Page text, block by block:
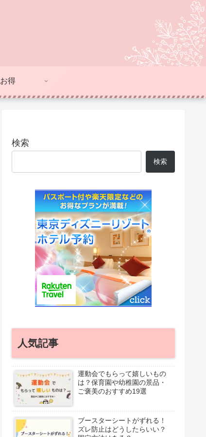
お得
検索
検索
人気記事
運動会でもらって嬉しいもの
は？保育園や幼稚園の景品・
ご褒美のおすすめ19選
ブースターシートがずれる！
ズレ防止はどうしたらいい？